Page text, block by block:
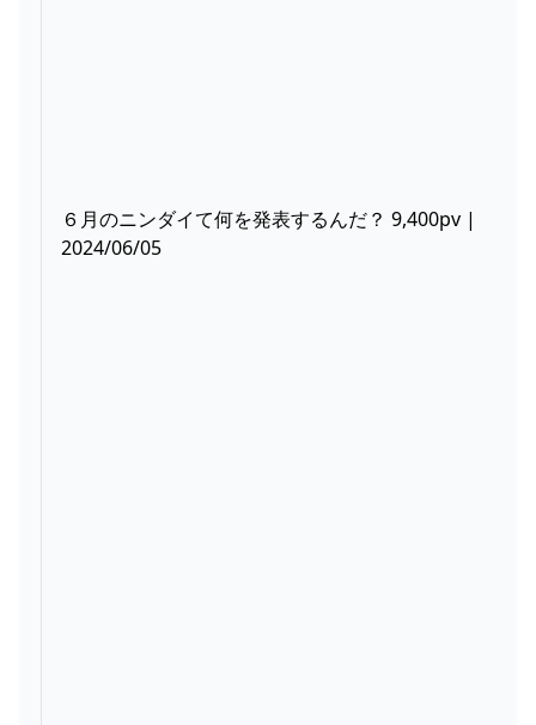
６月のニンダイて何を発表するんだ？ 9,400pv |
2024/06/05